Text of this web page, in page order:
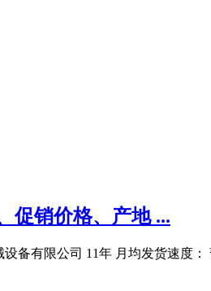
促销价格、产地 ...
备有限公司 11年 月均发货速度